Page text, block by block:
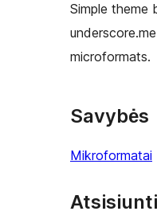
Simple theme
microformats.
Savybės
Mikroformatai